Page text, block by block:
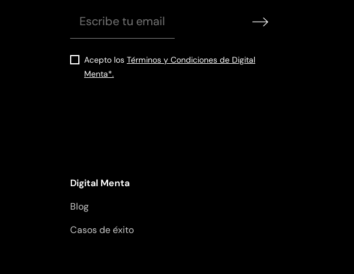
Acepto los Términos y Condiciones de Digital
Menta*.
Digital Menta
Blog
Casos de éxito